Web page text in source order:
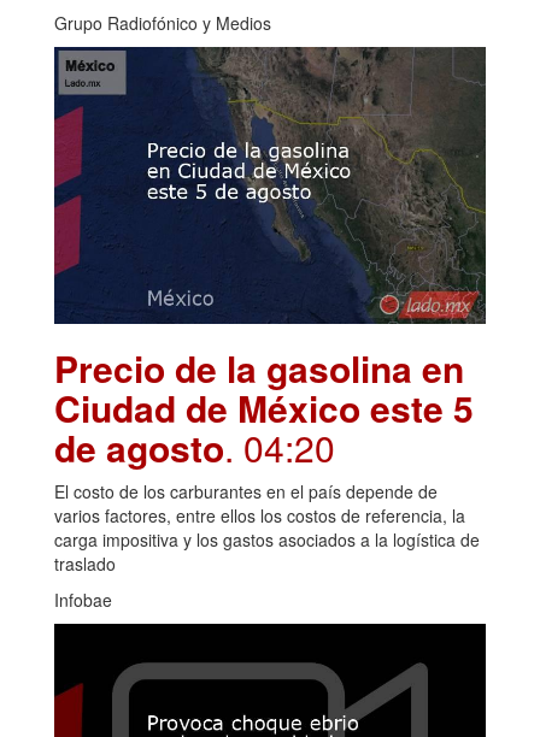
Grupo Radiofónico y Medios
Precio de la gasolina en
Ciudad de México este 5
de agosto. 04:20
El costo de los carburantes en el país depende de
varios factores, entre ellos los costos de referencia, la
carga impositiva y los gastos asociados a la logística de
traslado
Infobae